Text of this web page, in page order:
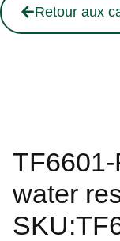
Retour aux
water